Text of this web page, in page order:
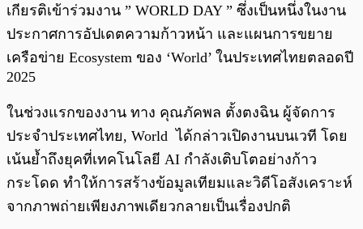
เกียรติเข้าร่วมงาน ” WORLD DAY ” ซึ่งเป็นหนึ่งในงาน
ประกาศการอัปเดตความก้าวหน้า และแผนการขยาย
เครือข่าย Ecosystem ของ ‘World’ ในประเทศไทยตลอดปี
2025
ในช่วงแรกของงาน ทาง คุณภัคพล ตั้งตงฉิน ผู้จัดการ
ประจำประเทศไทย, World ได้กล่าวเปิดงานบนเวที โดย
เน้นย้ำถึงยุคที่เทคโนโลยี AI กำลังเติบโตอย่างก้าว
กระโดด ทำให้การสร้างข้อมูลเทียมและวิดีโอสังเคราะห์
จากภาพถ่ายเพียงภาพเดียวกลายเป็นเรื่องปกติ